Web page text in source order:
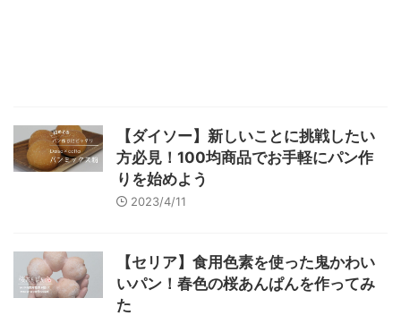
【ダイソー】新しいことに挑戦したい
方必見！100均商品でお手軽にパン作
りを始めよう
2023/4/11
【セリア】食用色素を使った鬼かわい
いパン！春色の桜あんぱんを作ってみ
た